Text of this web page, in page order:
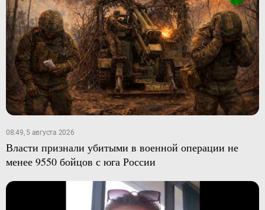
08:49, 5 августа 2026
Власти признали убитыми в военной операции не
менее 9550 бойцов с юга России